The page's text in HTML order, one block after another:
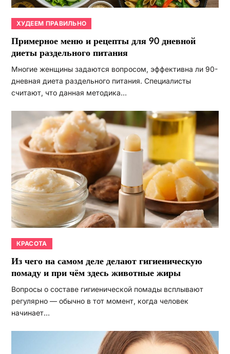
ХУДЕЕМ ПРАВИЛЬНО
Примерное меню и рецепты для 90 дневной
диеты раздельного питания
Многие женщины задаются вопросом, эффективна ли 90-
дневная диета раздельного питания. Специалисты
считают, что данная методика…
КРАСОТА
Из чего на самом деле делают гигиеническую
помаду и при чём здесь животные жиры
Вопросы о составе гигиенической помады всплывают
регулярно — обычно в тот момент, когда человек
начинает…